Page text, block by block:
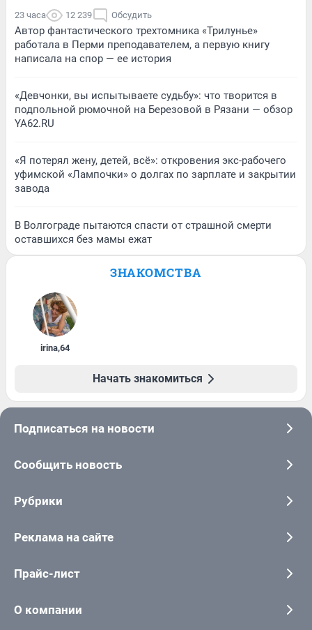
23 часа 12 239 Обсудить
Автор фантастического трехтомника «Трилунье»
работала в Перми преподавателем, а первую книгу
написала на спор — ее история
«Девчонки, вы испытываете судьбу»: что творится в
подпольной рюмочной на Березовой в Рязани — обзор
YA62.RU
«Я потерял жену, детей, всё»: откровения экс-рабочего
уфимской «Лампочки» о долгах по зарплате и закрытии
завода
В Волгограде пытаются спасти от страшной смерти
оставшихся без мамы ежат
ЗНАКОМСТВА
irina,64
Начать знакомиться
Подписаться на новости
Сообщить новость
Рубрики
Реклама на сайте
Прайс-лист
О компании